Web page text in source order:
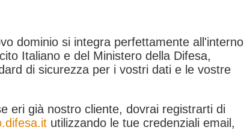
dominio si integra perfettamente all'interno
Italiano e del Ministero della Difesa,
di sicurezza per i vostri dati e le vostre
eri già nostro cliente, dovrai registrarti di
utilizzando le tue credenziali email,